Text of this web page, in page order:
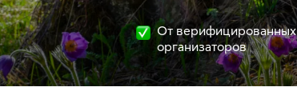
От верифицированных
организаторов